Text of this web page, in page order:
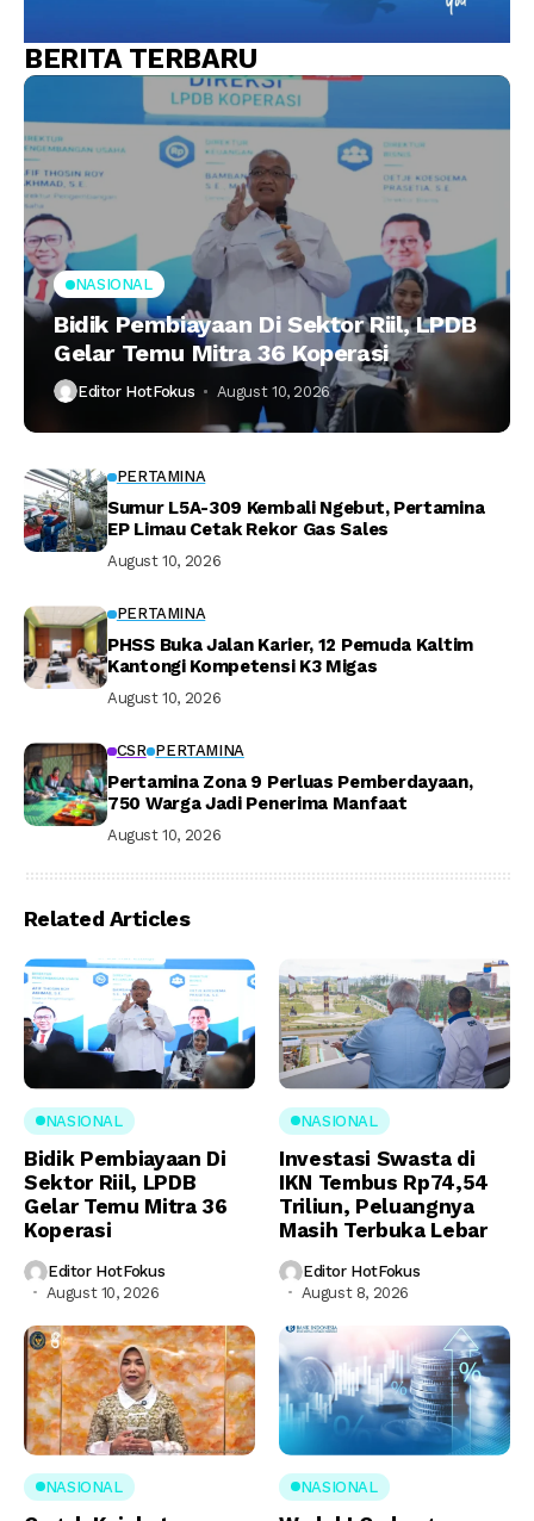
BERITA TERBARU
NASIONAL
Bidik Pembiayaan Di Sektor Riil, LPDB
Gelar Temu Mitra 36 Koperasi
Editor HotFokus August 10, 2026
PERTAMINA
Sumur L5A-309 Kembali Ngebut, Pertamina
EP Limau Cetak Rekor Gas Sales
August 10, 2026
PERTAMINA
PHSS Buka Jalan Karier, 12 Pemuda Kaltim
Kantongi Kompetensi K3 Migas
August 10, 2026
CSR PERTAMINA
Pertamina Zona 9 Perluas Pemberdayaan,
750 Warga Jadi Penerima Manfaat
August 10, 2026
Related Articles
NASIONAL
Bidik Pembiayaan Di
Sektor Riil, LPDB
Gelar Temu Mitra 36
Koperasi
Editor HotFokus
August 10, 2026
NASIONAL
Investasi Swasta di
IKN Tembus Rp74,54
Triliun, Peluangnya
Masih Terbuka Lebar
Editor HotFokus
August 8, 2026
NASIONAL NASIONAL